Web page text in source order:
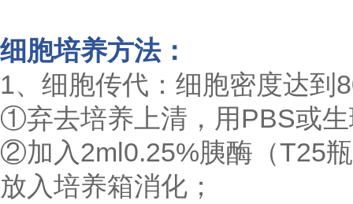
细胞培养方法：
1、细胞传代：细胞密度达到
①弃去培养上清，用PBS或
②加入2ml0.25%胰酶（T25
放入培养箱消化；